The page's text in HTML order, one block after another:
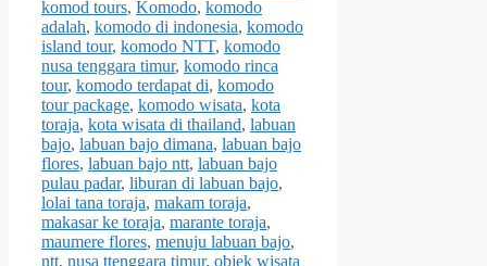
komod tours, Komodo, komodo
adalah, komodo di indonesia, komodo
island tour, komodo NTT, komodo
nusa tenggara timur, komodo rinca
tour, komodo terdapat di, komodo
tour package, komodo wisata, kota
toraja, kota wisata di thailand, labuan
bajo, labuan bajo dimana, labuan bajo
flores, labuan bajo ntt, labuan bajo
pulau padar, liburan di labuan bajo,
lolai tana toraja, makam toraja,
makasar ke toraja, marante toraja,
maumere flores, menuju labuan bajo,
ntt, nusa ttenggara timur, objek wisata